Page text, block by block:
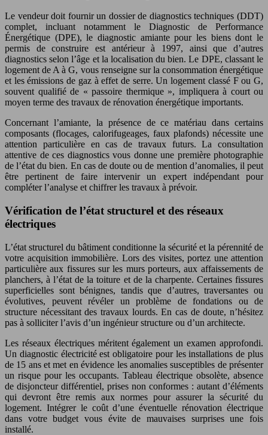
Le vendeur doit fournir un dossier de diagnostics techniques (DDT)
complet, incluant notamment le Diagnostic de Performance
Énergétique (DPE), le diagnostic amiante pour les biens dont le
permis de construire est antérieur à 1997, ainsi que d’autres
diagnostics selon l’âge et la localisation du bien. Le DPE, classant le
logement de A à G, vous renseigne sur la consommation énergétique
et les émissions de gaz à effet de serre. Un logement classé F ou G,
souvent qualifié de « passoire thermique », impliquera à court ou
moyen terme des travaux de rénovation énergétique importants.
Concernant l’amiante, la présence de ce matériau dans certains
composants (flocages, calorifugeages, faux plafonds) nécessite une
attention particulière en cas de travaux futurs. La consultation
attentive de ces diagnostics vous donne une première photographie
de l’état du bien. En cas de doute ou de mention d’anomalies, il peut
être pertinent de faire intervenir un expert indépendant pour
compléter l’analyse et chiffrer les travaux à prévoir.
Vérification de l’état structurel et des réseaux
électriques
L’état structurel du bâtiment conditionne la sécurité et la pérennité de
votre acquisition immobilière. Lors des visites, portez une attention
particulière aux fissures sur les murs porteurs, aux affaissements de
planchers, à l’état de la toiture et de la charpente. Certaines fissures
superficielles sont bénignes, tandis que d’autres, traversantes ou
évolutives, peuvent révéler un problème de fondations ou de
structure nécessitant des travaux lourds. En cas de doute, n’hésitez
pas à solliciter l’avis d’un ingénieur structure ou d’un architecte.
Les réseaux électriques méritent également un examen approfondi.
Un diagnostic électricité est obligatoire pour les installations de plus
de 15 ans et met en évidence les anomalies susceptibles de présenter
un risque pour les occupants. Tableau électrique obsolète, absence
de disjoncteur différentiel, prises non conformes : autant d’éléments
qui devront être remis aux normes pour assurer la sécurité du
logement. Intégrer le coût d’une éventuelle rénovation électrique
dans votre budget vous évite de mauvaises surprises une fois
installé.